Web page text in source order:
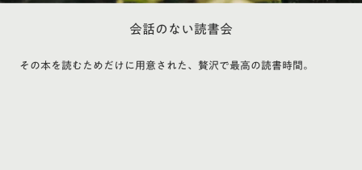
会話のない読書会
その本を読むためだけに用意された、贅沢で最高の読書時間。